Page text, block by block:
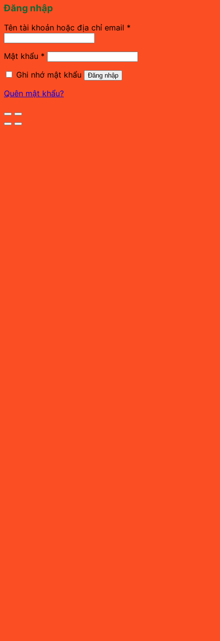
Đăng nhập
Tên tài khoản hoặc địa chỉ email *
Mật khẩu *
Ghi nhớ mật khẩu
Đăng nhập
Quên mật khẩu?